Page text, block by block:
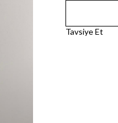
Tavsiye Et